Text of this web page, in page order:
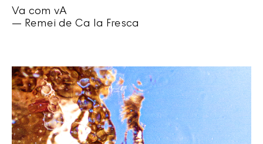
Va com vA
— Remei de Ca la Fresca